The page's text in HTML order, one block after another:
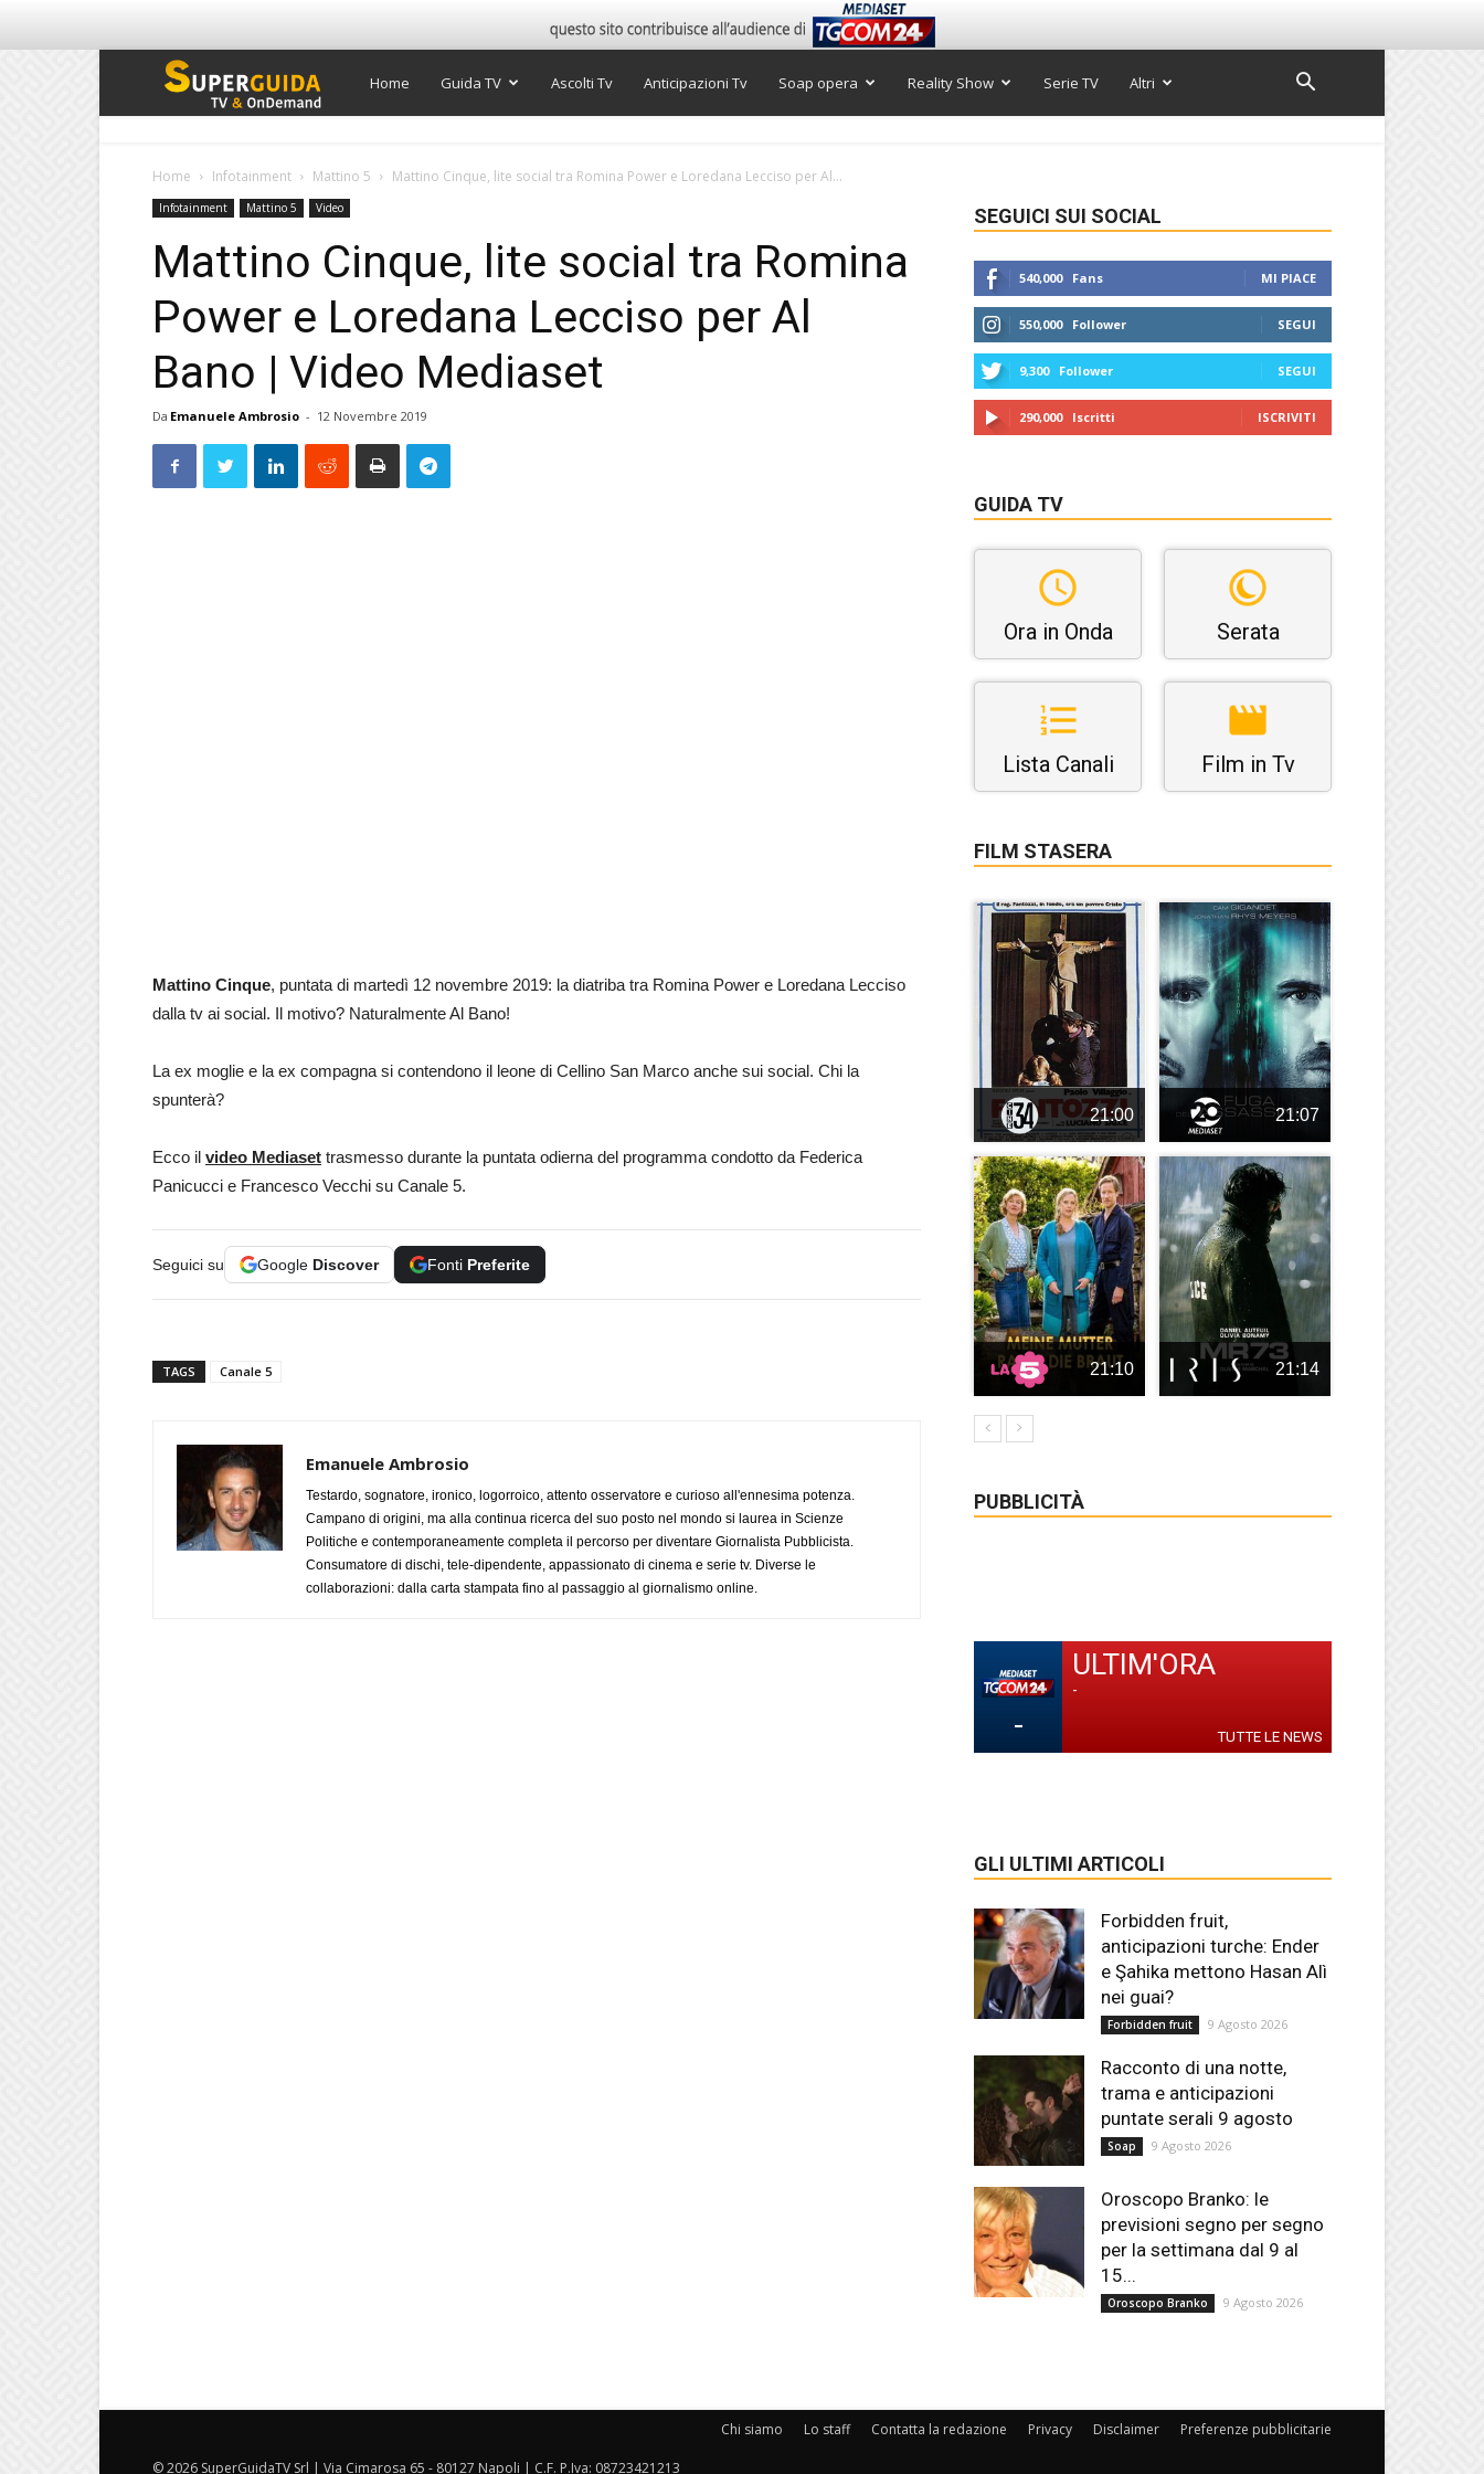
Super
Home Guida TV Ascolti Tv Anticipazioni Tv Soap opera Reality Show Serie TV Altri
Home Infotainment Mattino 5 Mattino Cinque, lite social tra Romina Power e Loredana Lecciso per Al...
Infotainment Mattino 5 Video
Mattino Cinque, lite social tra Romina
Power e Loredana Lecciso per Al
Bano | Video Mediaset
Da Emanuele Ambrosio - 12 Novembre 2019
Mattino Cinque, puntata di martedì 12 novembre 2019: la diatriba tra Romina Power e Loredana Lecciso
dalla tv ai social. Il motivo? Naturalmente Al Bano!
La ex moglie e la ex compagna si contendono il leone di Cellino San Marco anche sui social. Chi la
spunterà?
Ecco il video Mediaset trasmesso durante la puntata odierna del programma condotto da Federica
Panicucci e Francesco Vecchi su Canale 5.
Seguici su Google Discover Fonti Preferite
TAGS Canale 5
Emanuele Ambrosio
Testardo, sognatore, ironico, logorroico, attento osservatore e curioso all'ennesima potenza.
Campano di origini, ma alla continua ricerca del suo posto nel mondo si laurea in Scienze
Politiche e contemporaneamente completa il percorso per diventare Giornalista Pubblicista.
Consumatore di dischi, tele-dipendente, appassionato di cinema e serie tv. Diverse le
collaborazioni: dalla carta stampata fino al passaggio al giornalismo online.
SEGUICI SUI SOCIAL
540,000 Fans MI PIACE
550,000 Follower SEGUI
9,300 Follower SEGUI
290,000 Iscritti ISCRIVITI
GUIDA TV
Ora in Onda Serata
Lista Canali Film in Tv
FILM STASERA
21:00 21:07
21:10 21:14
PUBBLICITÀ
-
ULTIM'ORA
-
TUTTE LE NEWS
GLI ULTIMI ARTICOLI
Forbidden fruit,
anticipazioni turche: Ender
e Şahika mettono Hasan Alì
nei guai?
Forbidden fruit 9 Agosto 2026
Racconto di una notte,
trama e anticipazioni
puntate serali 9 agosto
Soap 9 Agosto 2026
Oroscopo Branko: le
previsioni segno per segno
per la settimana dal 9 al
15...
Oroscopo Branko 9 Agosto 2026
Chi siamo Lo staff Contatta la redazione Privacy Disclaimer Preferenze pubblicitarie
© 2026 SuperGuidaTV Srl | Via Cimarosa 65 - 80127 Napoli | C.F. P.Iva: 08723421213